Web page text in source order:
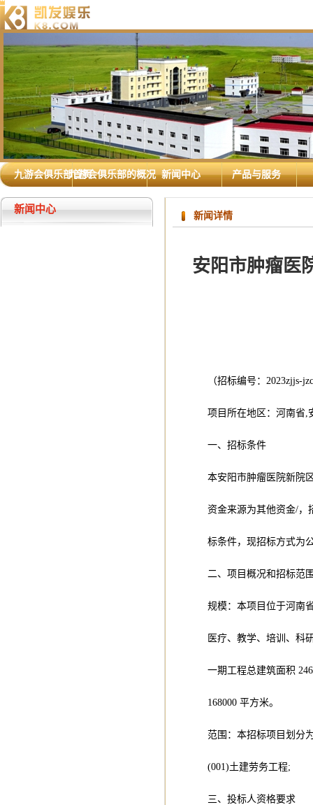
九游会俱乐部首页九游会俱乐部的概况 新闻中心 产品与服务
新闻中心
新闻详情
安阳市肿瘤医
（招标编号：2023zjjs-
项目所在地区：河南省,
一、招标条件
本安阳市肿瘤医院新院
资金来源为其他资金/，
标条件，现招标方式为
二、项目概况和招标范
规模：本项目位于河南
医疗、教学、培训、科
一期工程总建筑面积
168000 平方米。
范围：本招标项目划分
(001)土建劳务工程;
三、投标人资格要求